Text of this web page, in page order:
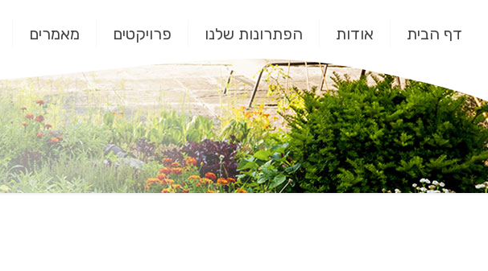
דף הבית אודות הפתרונות שלנו פרויקטים מאמרים